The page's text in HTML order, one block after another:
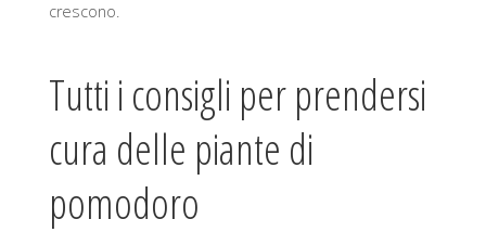
crescono.
Tutti i consigli per prendersi
cura delle piante di
pomodoro